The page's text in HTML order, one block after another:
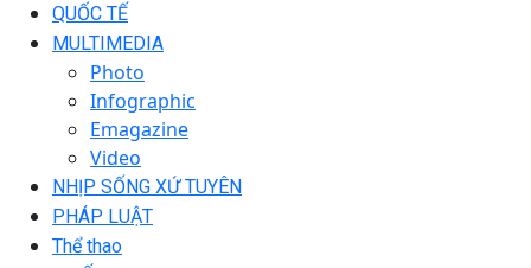
QUỐC TẾ
MULTIMEDIA
Photo
Infographic
Emagazine
Video
NHỊP SỐNG XỨ TUYÊN
PHÁP LUẬT
Thể thao